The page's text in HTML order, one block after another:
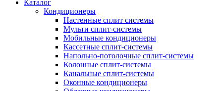
Каталог
Кондиционеры
Настенные сплит системы
Мульти сплит-системы
Мобильные кондиционеры
Кассетные сплит-системы
Напольно-потолочные сплит-системы
Колонные сплит-системы
Канальные сплит-системы
Оконные кондиционеры